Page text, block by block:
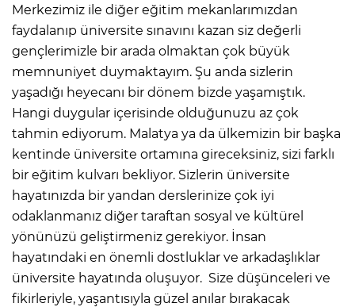
Merkezimiz ile diğer eğitim mekanlarımızdan
faydalanıp üniversite sınavını kazan siz değerli
gençlerimizle bir arada olmaktan çok büyük
memnuniyet duymaktayım. Şu anda sizlerin
yaşadığı heyecanı bir dönem bizde yaşamıştık.
Hangi duygular içerisinde olduğunuzu az çok
tahmin ediyorum. Malatya ya da ülkemizin bir başka
kentinde üniversite ortamına gireceksiniz, sizi farklı
bir eğitim kulvarı bekliyor. Sizlerin üniversite
hayatınızda bir yandan derslerinize çok iyi
odaklanmanız diğer taraftan sosyal ve kültürel
yönünüzü geliştirmeniz gerekiyor. İnsan
hayatındaki en önemli dostluklar ve arkadaşlıklar
üniversite hayatında oluşuyor. Size düşünceleri ve
fikirleriyle, yaşantısıyla güzel anılar bırakacak